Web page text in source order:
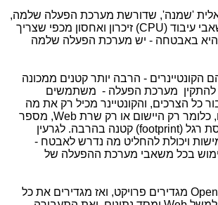
'שמנה', שדורשת מערכת הפעלה שלמה,
עיבוד (CPU) זיכרון ואחסון מכפי שצריך
היא באבטחה - יש מערכת הפעלה שלמה
- הרבה יותר קטנים ממכונה
להתקין מערכת הפעלה - משתמשים
כל הצרכים, והקונטיינר מכיל רק את מה
כלומר רק היישום או רק שרת Web, מספר
רגל (footprint) קטנה בהרבה. לגרעין
ויכולת להחליט מה נדרש לאבטח -
בכל משאבי מערכת ההפעלה של
בפלטפורמת ה-Openshift מגדירים פרויקט, ואז מגדירים את כל